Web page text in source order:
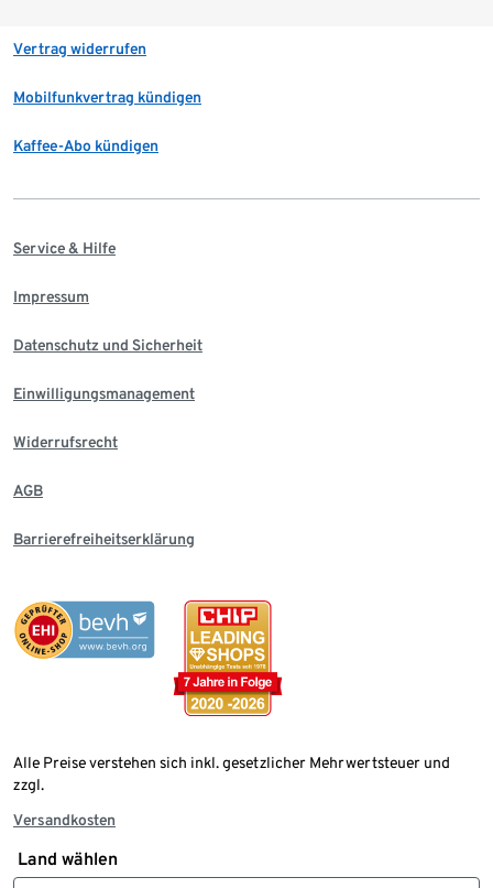
Vertrag widerrufen
Mobilfunkvertrag kündigen
Kaffee-Abo kündigen
Service & Hilfe
Impressum
Datenschutz und Sicherheit
Einwilligungsmanagement
Widerrufsrecht
AGB
Barrierefreiheitserklärung
Alle Preise verstehen sich inkl. gesetzlicher Mehrwertsteuer und
zzgl.
Versandkosten
Land wählen